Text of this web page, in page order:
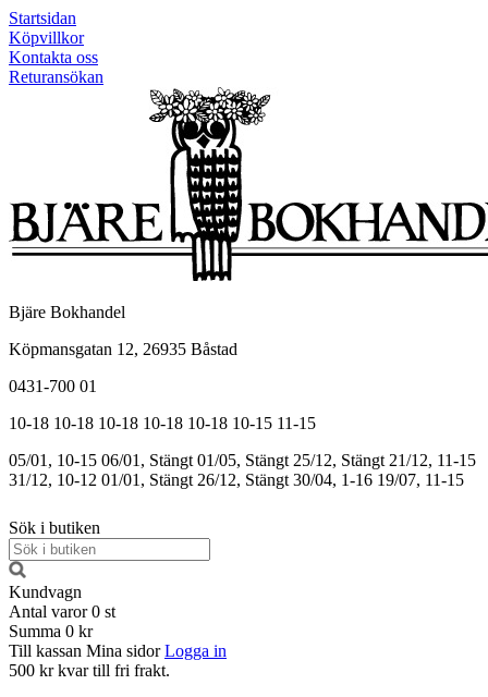
Startsidan
Köpvillkor
Kontakta oss
Returansökan
Bjäre Bokhandel
Köpmansgatan 12, 26935 Båstad
0431-700 01
10-18 10-18 10-18 10-18 10-18 10-15 11-15
05/01, 10-15 06/01, Stängt 01/05, Stängt 25/12, Stängt 21/12, 11-15
31/12, 10-12 01/01, Stängt 26/12, Stängt 30/04, 1-16 19/07, 11-15
Sök i butiken
Kundvagn
Antal varor 0 st
Summa 0 kr
Till kassan Mina sidor Logga in
500 kr kvar till fri frakt.